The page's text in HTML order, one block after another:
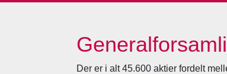
Der er i alt 45.600 aktier fordelt